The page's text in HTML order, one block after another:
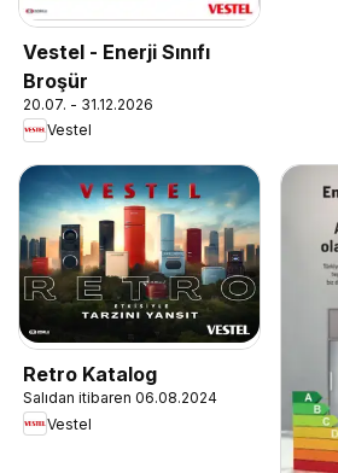
Vestel - Enerji Sınıfı
Broşür
20.07. - 31.12.2026
Vestel
Retro Katalog
Salıdan itibaren 06.08.2024
Vestel